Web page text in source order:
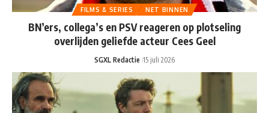
FILMS & SERIES NET BINNEN
BN’ers, collega’s en PSV reageren op plotseling
overlijden geliefde acteur Cees Geel
SGXL Redactie 15 juli 2026